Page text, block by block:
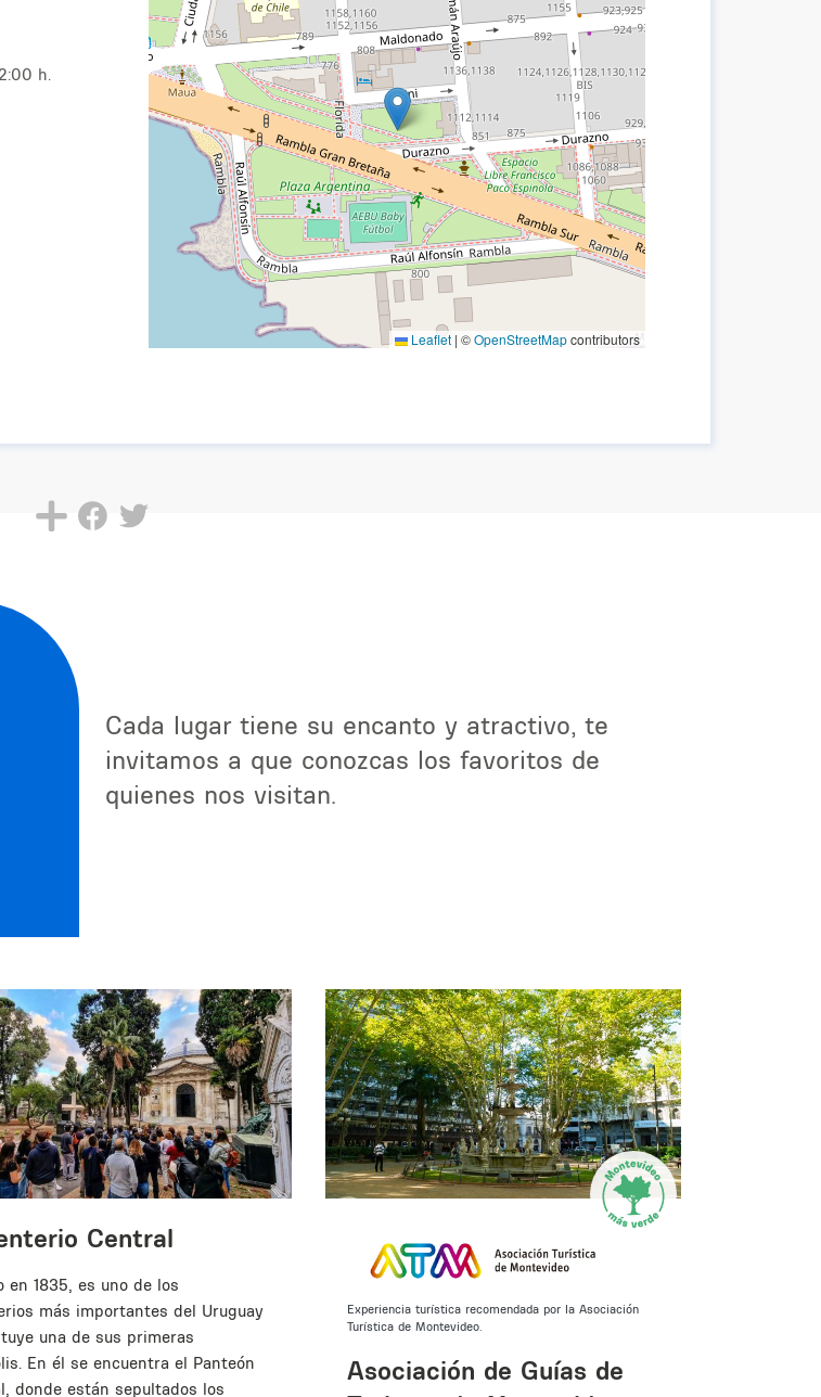
h.
Leaflet | ©OpenStreetMapcontributors
Cada lugar tiene su encanto y atractivo, te
invitamos a que conozcas los favoritos de
quienes nos visitan.
Central
en 1835, es uno de los
más importantes del Uruguay
una de sus primeras
En él se encuentra el Panteón
donde están sepultados los
Experiencia turística recomendada por la Asociación
Turística de Montevideo.
Asociación de Guías de